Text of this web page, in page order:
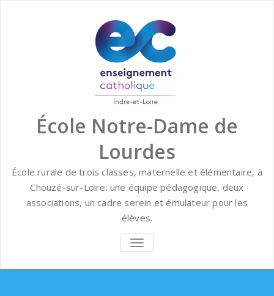
École Notre-Dame de
Lourdes
École rurale de trois classes, maternelle et élémentaire, à
Chouzé-sur-Loire: une équipe pédagogique, deux
associations, un cadre serein et émulateur pour les
élèves.
BASCULER
LA